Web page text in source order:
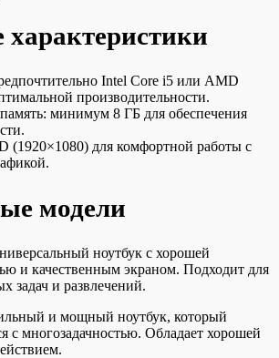
Intel Core i5 или AMD
производительности.
минимум 8 ГБ для обеспечения
(1920×1080) для комфортной работы с
модели
ноутбук с хорошей
и качественным экраном. Подходит для
задач и развлечений.
и мощный ноутбук, который
с многозадачностью. Обладает хорошей